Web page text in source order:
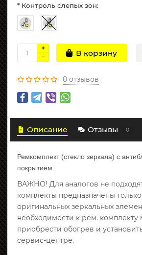
* Контроль слепых зон:
В корзину
0 отзывов
Описание Отзывы 0
Ремкомплект (стекло зеркала) с
покрытием.
ВАЖНО! Для аналогов не
комплекты предназначены
оригинальных зеркальных
необходимости к рем.
приобрести обогрев и
сервис-центре.